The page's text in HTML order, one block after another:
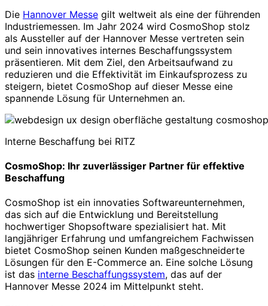
Die Hannover Messe gilt weltweit als eine der führenden
Industriemessen. Im Jahr 2024 wird CosmoShop stolz
als Aussteller auf der Hannover Messe vertreten sein
und sein innovatives internes Beschaffungssystem
präsentieren. Mit dem Ziel, den Arbeitsaufwand zu
reduzieren und die Effektivität im Einkaufsprozess zu
steigern, bietet CosmoShop auf dieser Messe eine
spannende Lösung für Unternehmen an.
Interne Beschaffung bei RITZ
CosmoShop: Ihr zuverlässiger Partner für effektive
Beschaffung
CosmoShop ist ein innovaties Softwareunternehmen,
das sich auf die Entwicklung und Bereitstellung
hochwertiger Shopsoftware spezialisiert hat. Mit
langjähriger Erfahrung und umfangreichem Fachwissen
bietet CosmoShop seinen Kunden maßgeschneiderte
Lösungen für den E-Commerce an. Eine solche Lösung
ist das interne Beschaffungssystem, das auf der
Hannover Messe 2024 im Mittelpunkt steht.